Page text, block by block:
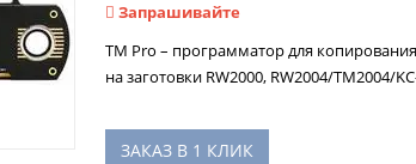
Запрашивайте
TM Pro – программатор для
на заготовки RW2000, RW2004/ТМ2004/
ЗАКАЗ В 1 КЛИК